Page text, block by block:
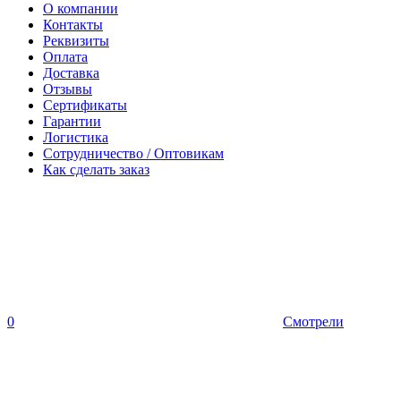
О компании
Контакты
Реквизиты
Оплата
Доставка
Отзывы
Сертификаты
Гарантии
Логистика
Сотрудничество / Оптовикам
Как сделать заказ
0 Смотрели